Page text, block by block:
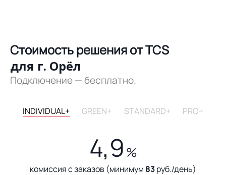
Стоимость решения от TCS
для г. Орёл
Подключение — бесплатно.
INDIVIDUAL+ GREEN+ STANDARD+ PRO+
4,9 %
комиссия с заказов (минимум 83руб./день)